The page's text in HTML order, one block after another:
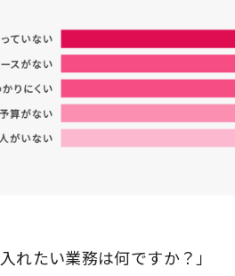
れたい業務は何ですか？」